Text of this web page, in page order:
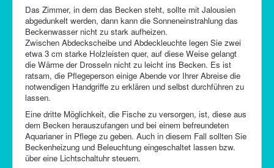
Das Zimmer, in dem das Becken steht, sollte mit Jalousien
abgedunkelt werden, dann kann die Sonneneinstrahlung das
Beckenwasser nicht zu stark aufheizen.
Zwischen Abdeckscheibe und Abdeckleuchte legen Sie zwei
etwa 3 cm starke Holzleisten quer, auf diese Weise gelangt
die Wärme der Drosseln nicht zu leicht ins Becken. Es ist
ratsam, die Pflegeperson einige Abende vor Ihrer Abreise die
notwendigen Handgriffe zu erklären und selbst durchführen zu
lassen.
Eine dritte Möglichkeit, die Fische zu versorgen, ist, diese aus
dem Becken herauszufangen und bei einem befreundeten
Aquarianer in Pflege zu geben. Auch in diesem Fall sollten Sie
Beckenheizung und Beleuchtung eingeschaltet lassen bzw.
über eine Lichtschaltuhr steuern.